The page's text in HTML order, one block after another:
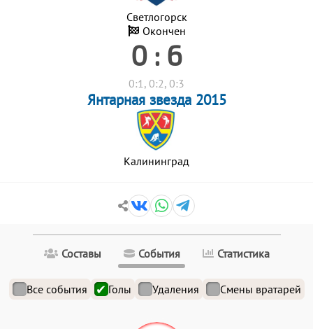
Светлогорск
Окончен
0 : 6
0:1, 0:2, 0:3
Янтарная звезда 2015
Калининград
Составы События Статистика
Все события Голы Удаления Смены вратарей